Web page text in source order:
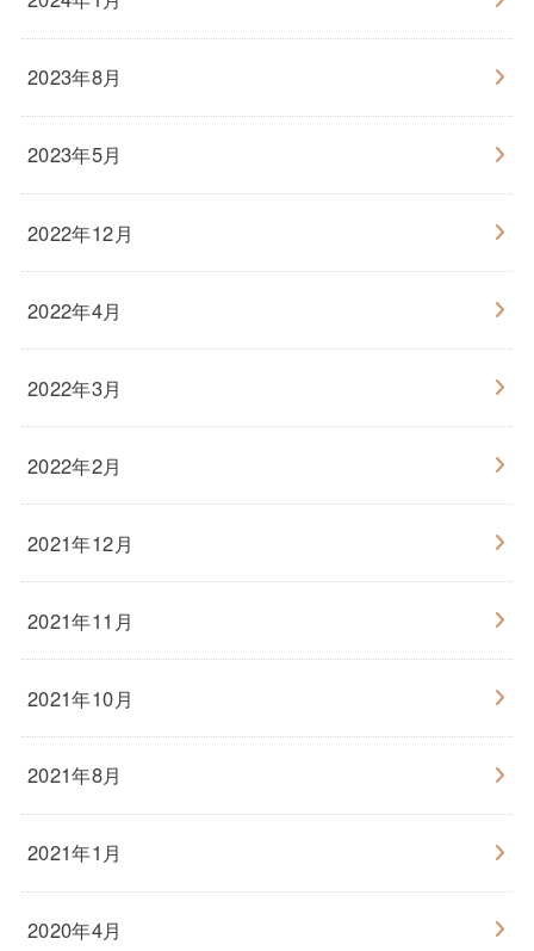
2023年8月
2023年5月
2022年12月
2022年4月
2022年3月
2022年2月
2021年12月
2021年11月
2021年10月
2021年8月
2021年1月
2020年4月